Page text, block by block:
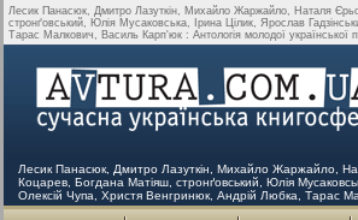
Лесик Панасюк, Дмитро Лазуткін, Михайло Жаржайло, Наталя
стронґовський, Юлія Мусаковська, Ірина Цілик, Ярослав
Тарас Малкович, Василь Карп'юк : Антологія молодої української
Лесик Панасюк, Дмитро Лазуткін, Михайло Жаржайло,
Коцарев, Богдана Матіяш, стронґовський, Юлія
Олексій Чупа, Христя Венгринюк, Андрій Любка, Тарас